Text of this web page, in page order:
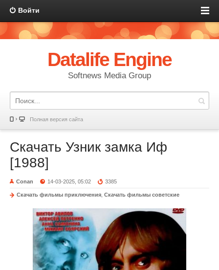
Войти
Datalife Engine
Softnews Media Group
Полная версия сайта
Скачать Узник замка Иф
[1988]
Conan 14-03-2025, 05:02 3385
Скачать фильмы приключения Скачать фильмы советские